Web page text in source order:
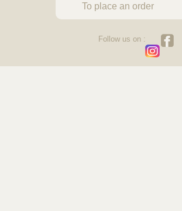
To place an order
Follow us on :